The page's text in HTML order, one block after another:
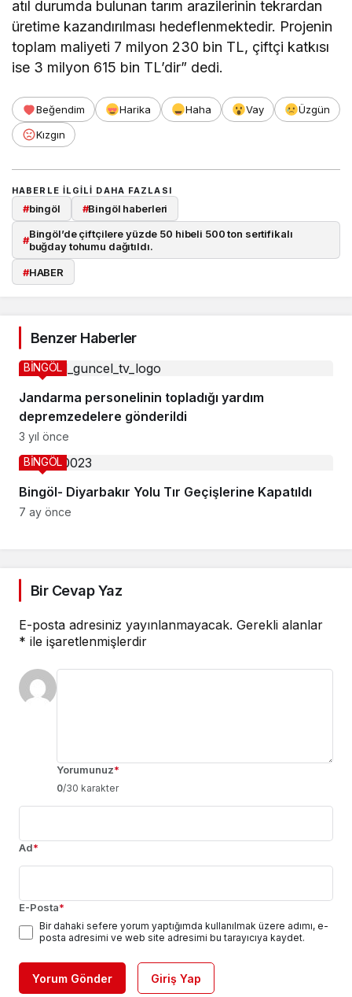
atıl durumda bulunan tarım arazilerinin tekrardan
üretime kazandırılması hedeflenmektedir. Projenin
toplam maliyeti 7 milyon 230 bin TL, çiftçi katkısı
ise 3 milyon 615 bin TL’dir” dedi.
Beğendim Harika Haha Vay
Üzgün
Kızgın
HABERLE ILGILI DAHA FAZLASI
#bingöl #Bingöl haberleri
#Bingöl’de çiftçilere yüzde 50 hibeli 500 ton sertifikalı
buğday tohumu dağıtıldı.
#HABER
Benzer Haberler
Jandarma personelinin topladığı yardım
depremzedelere gönderildi
BİNGÖL
3 yıl önce
Bingöl- Diyarbakır Yolu Tır Geçişlerine Kapatıldı
BİNGÖL
7 ay önce
Bir Cevap Yaz
E-posta adresiniz yayınlanmayacak. Gerekli alanlar
* ile işaretlenmişlerdir
Yorumunuz*
0/30 karakter
Ad*
E-Posta*
Bir dahaki sefere yorum yaptığımda kullanılmak üzere adımı, e-
posta adresimi ve web site adresimi bu tarayıcıya kaydet.
Yorum Gönder Giriş Yap